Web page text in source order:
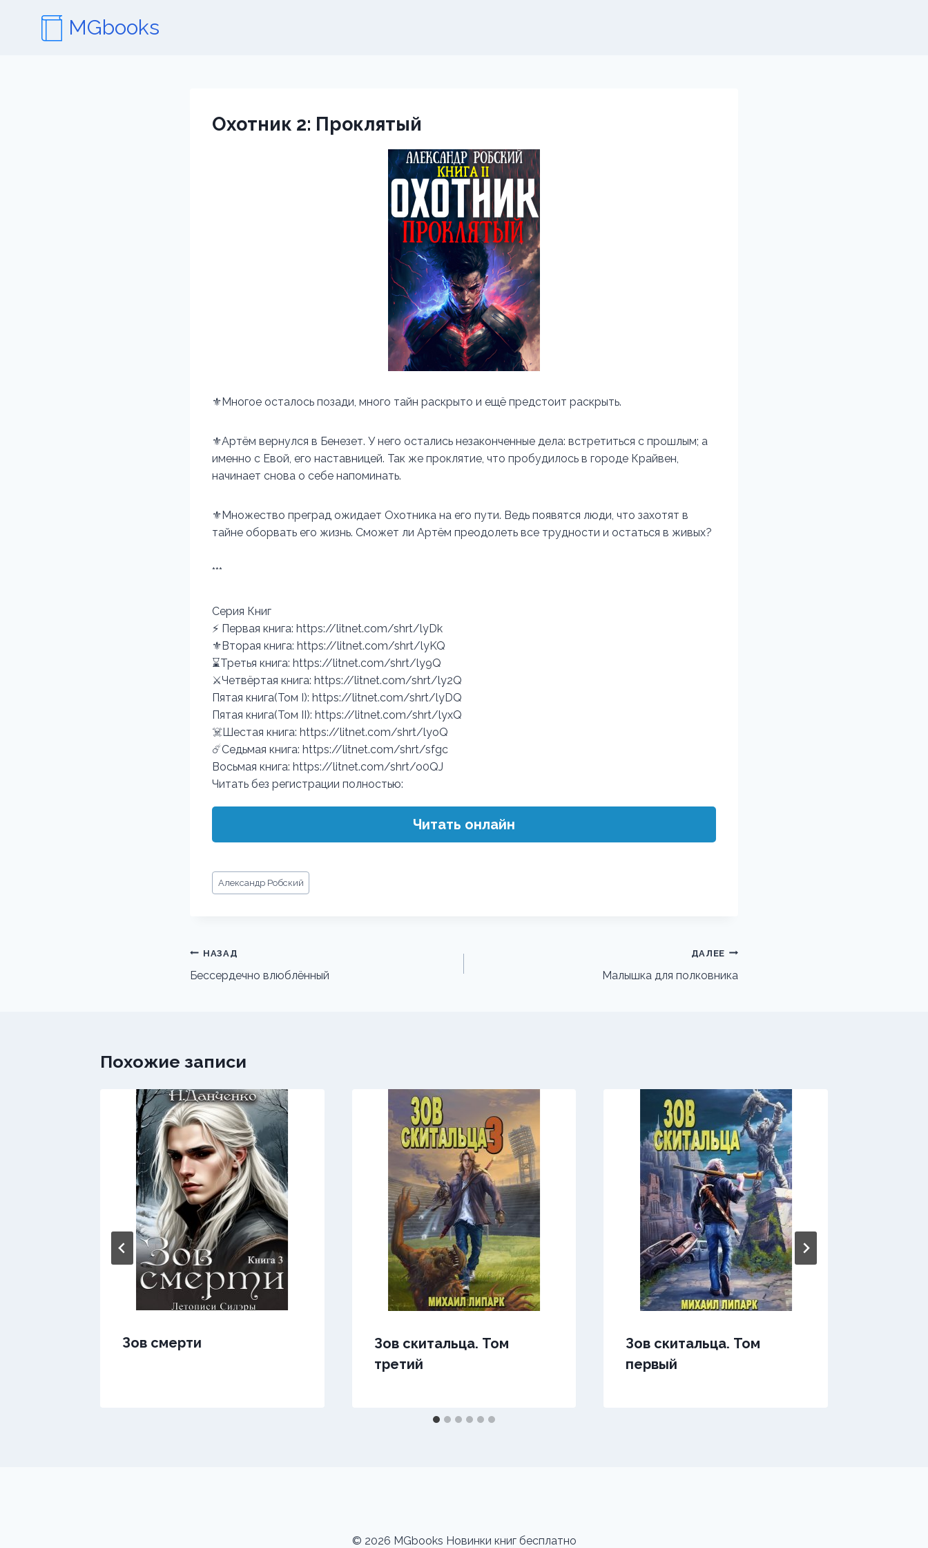
содержимому
MGbooks
Охотник 2: Проклятый
⚜️Многое осталось позади, много тайн раскрыто и ещё предстоит раскрыть.
⚜️Артём вернулся в Бенезет. У него остались незаконченные дела: встретиться с прошлым; а
именно с Евой, его наставницей. Так же проклятие, что пробудилось в городе Крайвен,
начинает снова о себе напоминать.
⚜️Множество преград ожидает Охотника на его пути. Ведь появятся люди, что захотят в
тайне оборвать его жизнь. Сможет ли Артём преодолеть все трудности и остаться в живых?
***
Серия Книг
⚡️ Первая книга: https://litnet.com/shrt/lyDk
⚜️Вторая книга: https://litnet.com/shrt/lyKQ
⌛️Третья книга: https://litnet.com/shrt/ly9Q
⚔️Четвёртая книга: https://litnet.com/shrt/ly2Q
Пятая книга(Том I): https://litnet.com/shrt/lyDQ
Пятая книга(Том II): https://litnet.com/shrt/lyxQ
☠️Шестая книга: https://litnet.com/shrt/lyoQ
☄️Седьмая книга: https://litnet.com/shrt/sfgc
Восьмая книга: https://litnet.com/shrt/o0QJ
Читать без регистрации полностью:
Читать онлайн
Метки
записи:
Александр Робский
Навигация
по
НАЗАД
Бессердечно влюблённый
ДАЛЕЕ
Малышка для полковника
Похожие записи
Зов смерти
Зов скитальца. Том
третий
Зов скитальца. Том
первый
© 2026 MGbooks Новинки книг бесплатно